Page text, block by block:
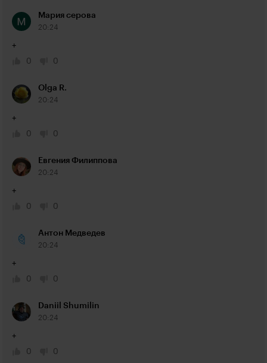
Мария серова
20:24
+
0
0
Olga R.
20:24
+
0
0
Евгения Филиппова
20:24
+
0
0
Антон Медведев
20:24
+
0
0
Daniil Shumilin
20:24
+
0
0